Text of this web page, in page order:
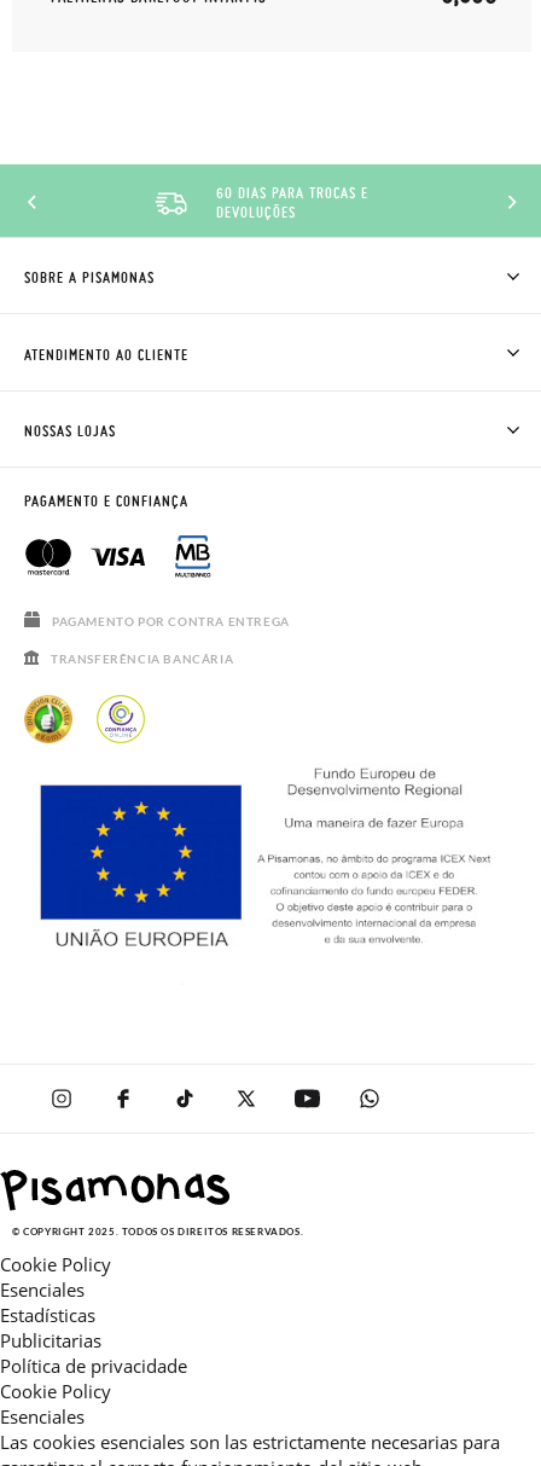
60 DIAS PARA TROCAS E
DEVOLUÇÕES
SOBRE A PISAMONAS
AVISO LEGAL, PRIVACIDADE E COOKIES
SALDOS
ATENDIMENTO AO CLIENTE
HORÁRIO
PERGUNTAS FREQUENTES
NOSSAS LOJAS
PAGAMENTO E CONFIANÇA
PAGAMENTO POR CONTRA ENTREGA
TRANSFERÊNCIA BANCÁRIA
© COPYRIGHT 2025. TODOS OS DIREITOS RESERVADOS.
Cookie Policy
Esenciales
Estadísticas
Publicitarias
Política de privacidade
Cookie Policy
Esenciales
Las cookies esenciales son las estrictamente necesarias para